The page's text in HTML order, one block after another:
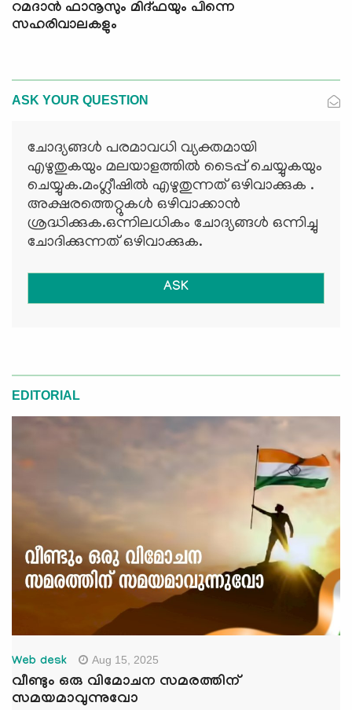
റമദാന്‍ ഫാനൂസും മിദ്ഫയും പിന്നെ
സഹരിവാലകളും
ASK YOUR QUESTION
ചോദ്യങ്ങള്‍ പരമാവധി വ്യക്തമായി
എഴുതുകയും മലയാളത്തില്‍ ടൈപ്പ് ചെയ്യുകയും
ചെയ്യുക.മംഗ്ലീഷില്‍ എഴുതുന്നത് ഒഴിവാക്കുക .
അക്ഷരത്തെറ്റുകള്‍ ഒഴിവാക്കാന്‍
ശ്രദ്ധിക്കുക.ഒന്നിലധികം ചോദ്യങ്ങള്‍ ഒന്നിച്ചു
ചോദിക്കുന്നത് ഒഴിവാക്കുക.
ASK
EDITORIAL
Web desk Aug 15, 2025
വീണ്ടും ഒരു വിമോചന സമരത്തിന്
സമയമാവുന്നുവോ